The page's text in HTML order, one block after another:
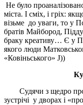
Не було
міста. І сміх, і гріх:
візьме до уваги, то у
братів Майбород,
браку креативу… Є у
якого люди
«Ковіньського» J))
Судячи з щедро
зустрічі у дворах і «